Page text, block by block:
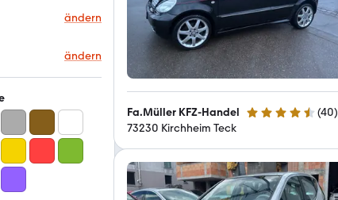
ändern
ändern
Fa.Müller KFZ-Handel 4.3 Sterne (40)
73230 Kirchheim Teck